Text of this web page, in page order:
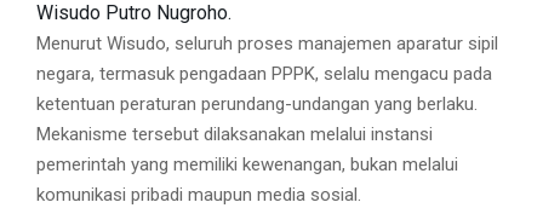
Wisudo Putro Nugroho.
Menurut Wisudo, seluruh proses manajemen aparatur sipil
negara, termasuk pengadaan PPPK, selalu mengacu pada
ketentuan peraturan perundang-undangan yang berlaku.
Mekanisme tersebut dilaksanakan melalui instansi
pemerintah yang memiliki kewenangan, bukan melalui
komunikasi pribadi maupun media sosial.